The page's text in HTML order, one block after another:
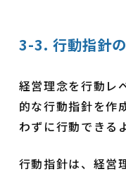
3-3. 行動指針
経営理念を行動レ
的な行動指針を作
わずに行動できる
行動指針は、経営